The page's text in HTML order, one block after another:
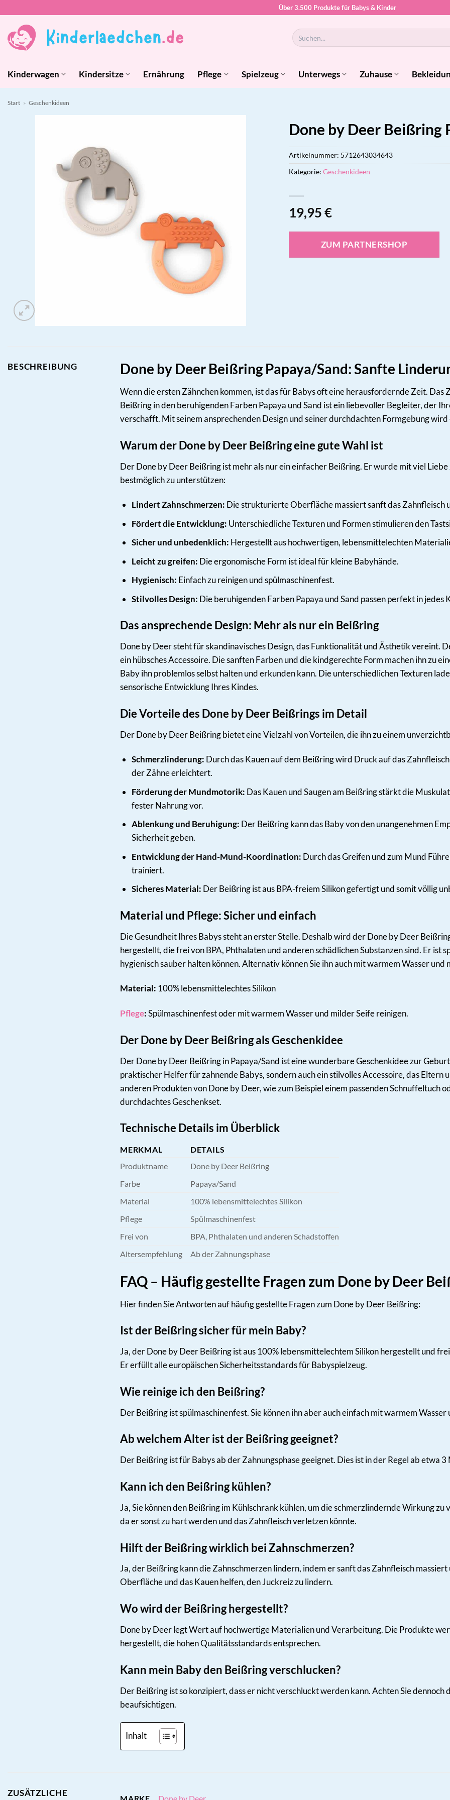
springen
Über 3.500 Produkte für Babys & Kinder
Suchen
nach:
Kinderwagen Kindersitze Ernährung Pflege Spielzeug Unterwegs Zuhause
Start » Geschenkideen
Done by Deer Beißring
19,95€
ZUM PARTNERSHOP
Artikelnummer: 5712643034643
Kategorie: Geschenkideen
BESCHREIBUNG Done by Deer Beißring Papaya/Sand: Sanfte
Wenn die ersten Zähnchen kommen, ist das für Babys oft eine herausfordernde Zeit.
Beißring in den beruhigenden Farben Papaya und Sand ist ein liebevoller Begleiter, der
verschafft. Mit seinem ansprechenden Design und seiner durchdachten Formgebung
Warum der Done by Deer Beißring eine gute Wahl ist
Der Done by Deer Beißring ist mehr als nur ein einfacher Beißring. Er wurde mit viel
bestmöglich zu unterstützen:
Lindert Zahnschmerzen: Die strukturierte Oberfläche massiert sanft das Zahnfleisch
Fördert die Entwicklung: Unterschiedliche Texturen und Formen stimulieren den
Sicher und unbedenklich: Hergestellt aus hochwertigen, lebensmittelechten
Leicht zu greifen: Die ergonomische Form ist ideal für kleine Babyhände.
Hygienisch: Einfach zu reinigen und spülmaschinenfest.
Stilvolles Design: Die beruhigenden Farben Papaya und Sand passen perfekt in jedes
Das ansprechende Design: Mehr als nur ein Beißring
Done by Deer steht für skandinavisches Design, das Funktionalität und Ästhetik vereint.
ein hübsches Accessoire. Die sanften Farben und die kindgerechte Form machen ihn zu
Baby ihn problemlos selbst halten und erkunden kann. Die unterschiedlichen Texturen
sensorische Entwicklung Ihres Kindes.
Die Vorteile des Done by Deer Beißrings im Detail
Der Done by Deer Beißring bietet eine Vielzahl von Vorteilen, die ihn zu einem
Schmerzlinderung: Durch das Kauen auf dem Beißring wird Druck auf das
der Zähne erleichtert.
Förderung der Mundmotorik: Das Kauen und Saugen am Beißring stärkt die
fester Nahrung vor.
Ablenkung und Beruhigung: Der Beißring kann das Baby von den unangenehmen
Sicherheit geben.
Entwicklung der Hand-Mund-Koordination: Durch das Greifen und zum Mund
trainiert.
Sicheres Material: Der Beißring ist aus BPA-freiem Silikon gefertigt und somit völlig
Material und Pflege: Sicher und einfach
Die Gesundheit Ihres Babys steht an erster Stelle. Deshalb wird der Done by Deer
hergestellt, die frei von BPA, Phthalaten und anderen schädlichen Substanzen sind. Er ist
hygienisch sauber halten können. Alternativ können Sie ihn auch mit warmem Wasser und
Material: 100% lebensmittelechtes Silikon
Pflege:Spülmaschinenfest oder mit warmem Wasser und milder Seife reinigen.
Der Done by Deer Beißring als Geschenkidee
Der Done by Deer Beißring in Papaya/Sand ist eine wunderbare Geschenkidee zur
praktischer Helfer für zahnende Babys, sondern auch ein stilvolles Accessoire, das Eltern
anderen Produkten von Done by Deer, wie zum Beispiel einem passenden Schnuffeltuch
durchdachtes Geschenkset.
Technische Details im Überblick
MERKMAL
DETAILS
Produktname
Done by Deer Beißring
Farbe
Papaya/Sand
Material
100% lebensmittelechtes Silikon
Pflege
Spülmaschinenfest
Frei von
BPA, Phthalaten und anderen Schadstoffen
Altersempfehlung
Ab der Zahnungsphase
FAQ – Häufig gestellte Fragen zum Done by Deer
Hier finden Sie Antworten auf häufig gestellte Fragen zum Done by Deer Beißring:
Ist der Beißring sicher für mein Baby?
Ja, der Done by Deer Beißring ist aus 100% lebensmittelechtem Silikon hergestellt und
Er erfüllt alle europäischen Sicherheitsstandards für Babyspielzeug.
Wie reinige ich den Beißring?
Der Beißring ist spülmaschinenfest. Sie können ihn aber auch einfach mit warmem
Ab welchem Alter ist der Beißring geeignet?
Der Beißring ist für Babys ab der Zahnungsphase geeignet. Dies ist in der Regel ab etwa
Kann ich den Beißring kühlen?
Ja, Sie können den Beißring im Kühlschrank kühlen, um die schmerzlindernde Wirkung
da er sonst zu hart werden und das Zahnfleisch verletzen könnte.
Hilft der Beißring wirklich bei Zahnschmerzen?
Ja, der Beißring kann die Zahnschmerzen lindern, indem er sanft das Zahnfleisch
Oberfläche und das Kauen helfen, den Juckreiz zu lindern.
Wo wird der Beißring hergestellt?
Done by Deer legt Wert auf hochwertige Materialien und Verarbeitung. Die Produkte
hergestellt, die hohen Qualitätsstandards entsprechen.
Kann mein Baby den Beißring verschlucken?
Der Beißring ist so konzipiert, dass er nicht verschluckt werden kann. Achten Sie
beaufsichtigen.
Inhalt
ZUSÄTZLICHE